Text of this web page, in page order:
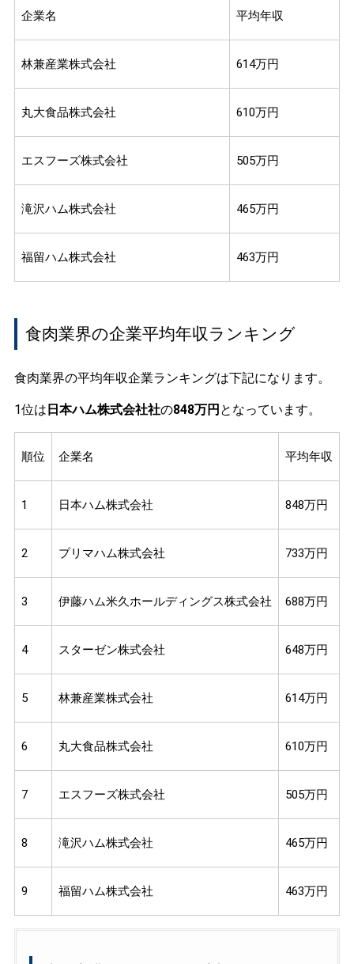
企業名 平均年収
林兼産業株式会社 614万円
丸大食品株式会社 610万円
エスフーズ株式会社 505万円
滝沢ハム株式会社 465万円
福留ハム株式会社 463万円
食肉業界の企業平均年収ランキング
食肉業界の平均年収企業ランキングは下記になります。
1位は 日本ハム株式会社社の848万円 となっています。
順位 企業名 平均年収
1 日本ハム株式会社 848万円
2 プリマハム株式会社 733万円
3 伊藤ハム米久ホールディングス株式会社 688万円
4 スターゼン株式会社 648万円
5 林兼産業株式会社 614万円
6 丸大食品株式会社 610万円
7 エスフーズ株式会社 505万円
8 滝沢ハム株式会社 465万円
9 福留ハム株式会社 463万円